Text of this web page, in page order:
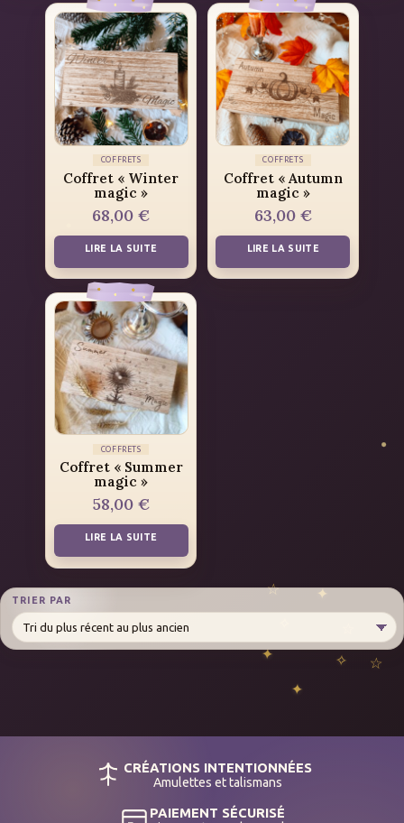
TRIER PAR
COFFRETS
Coffret « Winter
magic »
68,00€
LIRE LA SUITE
COFFRETS
Coffret « Autumn
magic »
63,00 €
LIRE LA SUITE
COFFRETS
Coffret « Summer
magic »
58,00 €
LIRE LA SUITE
CRÉATIONS INTENTIONNÉES
Amulettes et talismans
PAIEMENT SÉCURISÉ